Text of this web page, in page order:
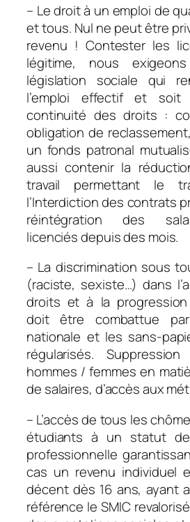
– Le droit à un emploi de
et tous. Nul ne peut être
revenu ! Contester les
légitime, nous
législation sociale qui
l’emploi effectif et
continuité des droits :
obligation de
un fonds patronal
aussi contenir la
travail permettant le
l’Interdiction des contrats
réintégration des
licenciés depuis des mois.
– La discrimination sous
(raciste, sexiste…) dans
droits et à la progression
doit être combattue
nationale et les sans-
régularisés.
hommes / femmes en
de salaires, d’accès aux
– L’accès de tous les
étudiants à un statut
professionnelle
cas un revenu individuel
décent dès 16 ans, ayant
référence le SMIC